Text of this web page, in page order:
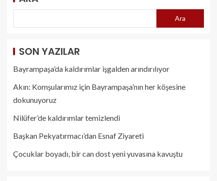
Ara
SON YAZILAR
Bayrampaşa’da kaldırımlar işgalden arındırılıyor
Akın: Komşularımız için Bayrampaşa’nın her köşesine
dokunuyoruz
Nilüfer’de kaldırımlar temizlendi
Başkan Pekyatırmacı’dan Esnaf Ziyareti
Çocuklar boyadı, bir can dost yeni yuvasına kavuştu